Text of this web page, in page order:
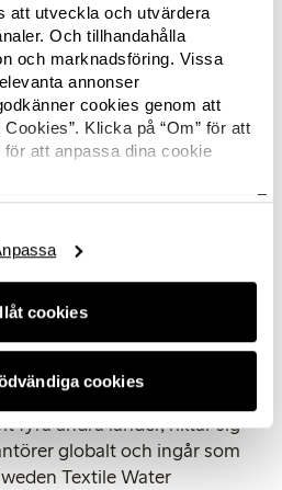
att utveckla och utvärdera
Och tillhandahålla
och marknadsföring. Vissa
annonser
cookies genom att
Klicka på “Om” för att
att anpassa dina cookie
cookies
cookies
fabriker som deltagit i
arbetet och man
till modeföretagen i
med i det nätverk som
tre modekedjorna för
har inspirerat SIWI, Sida,
jobba för en mer
utbildning i de stora
och Afrika.
projektet upp till flera
fyra andra länder, riktar sig
globalt och ingår som
Textile Water